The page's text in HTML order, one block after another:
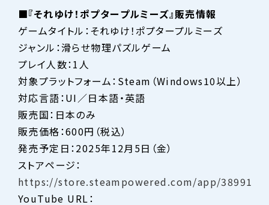
■『それゆけ！ポプタープルミーズ』販売情報
ゲームタイトル：それゆけ！ポプタープルミーズ
ジャンル：滑らせ物理パズルゲーム
プレイ人数：1人
対象プラットフォーム：Steam（Windows10以上）
対応言語：UI／日本語・英語
販売国：日本のみ
販売価格：600円（税込）
発売予定日：2025年12月5日（金）
ストアページ：
https://store.steampowered.com/app/3899190
YouTube URL：